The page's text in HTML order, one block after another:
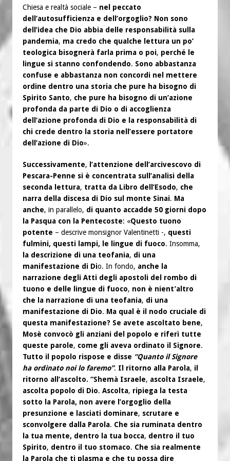
Chiesa e realtà sociale – nel peccato
dell’autosufficienza e dell’orgoglio? Non sono
dell’idea che Dio abbia delle responsabilità sulla
pandemia, ma credo che qualche lettura un po’
teologica bisognerà farla prima o poi, perché le
lingue si stanno confondendo. Sono abbastanza
confuse e abbastanza non concordi nel mettere
ordine dentro una storia che pure ha bisogno di
Spirito Santo, che pure ha bisogno di un’azione
profonda da parte di Dio o di accoglienza
dell’azione profonda di Dio e la responsabilità di
chi crede dentro la storia nell’essere portatore
dell’azione di Dio».
Successivamente, l’attenzione dell’arcivescovo di
Pescara-Penne si è concentrata sull’analisi della
seconda lettura, tratta da Libro dell’Esodo, che
narra della discesa di Dio sul monte Sinai. Ma
anche, in parallelo, di quanto accadde 50 giorni dopo
la Pasqua con la Pentecoste: «Questo tuono
potente – descrive monsignor Valentinetti -, questi
fulmini, questi lampi, le lingue di fuoco. Insomma,
la descrizione di una teofania, di una
manifestazione di Dio. In fondo, anche la
narrazione degli Atti degli apostoli del rombo di
tuono e delle lingue di fuoco, non è nient’altro
che la narrazione di una teofania, di una
manifestazione di Dio. Ma qual è il nodo cruciale di
questa manifestazione? Se avete ascoltato bene,
Mosè convocò gli anziani del popolo e riferì tutte
queste parole, come gli aveva ordinato il Signore.
Tutto il popolo rispose e disse “Quanto il Signore
ha ordinato noi lo faremo”. Il ritorno alla Parola, il
ritorno all’ascolto. “Shemà Israele, ascolta Israele,
ascolta popolo di Dio. Ascolta, ripiega la testa
sotto la Parola, non avere l’orgoglio della
presunzione e lasciati dominare, scrutare e
sconvolgere dalla Parola. Che sia ruminata dentro
la tua mente, dentro la tua bocca, dentro il tuo
Spirito, dentro il tuo stomaco. Che sia realmente
la Parola che ti plasma e che tu possa dire